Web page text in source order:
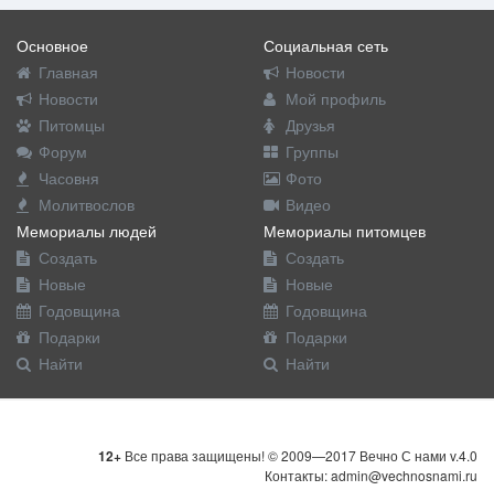
Основное
Главная
Новости
Питомцы
Форум
Часовня
Молитвослов
Социальная сеть
Новости
Мой профиль
Друзья
Группы
Фото
Видео
Мемориалы людей
Создать
Новые
Годовщина
Подарки
Найти
Мемориалы питомцев
Создать
Новые
Годовщина
Подарки
Найти
12+ Все права защищены! © 2009—2017 Вечно С нами v.4.0
Контакты: admin@vechnosnami.ru